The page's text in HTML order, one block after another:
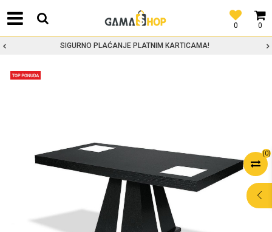
0
0
SIGURNO PLAĆANJE PLATNIM KARTICAMA!
(0)